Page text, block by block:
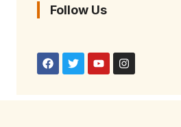
Follow Us